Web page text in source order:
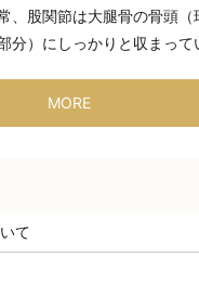
、股関節は大腿骨の骨頭（
分）にしっかりと収まっ
MORE
て